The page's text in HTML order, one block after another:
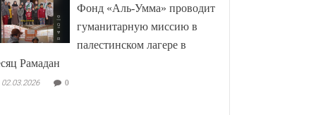
Фонд «Аль-Умма» проводит
гуманитарную миссию в
палестинском лагере в
Рамадан
02.03.2026 0